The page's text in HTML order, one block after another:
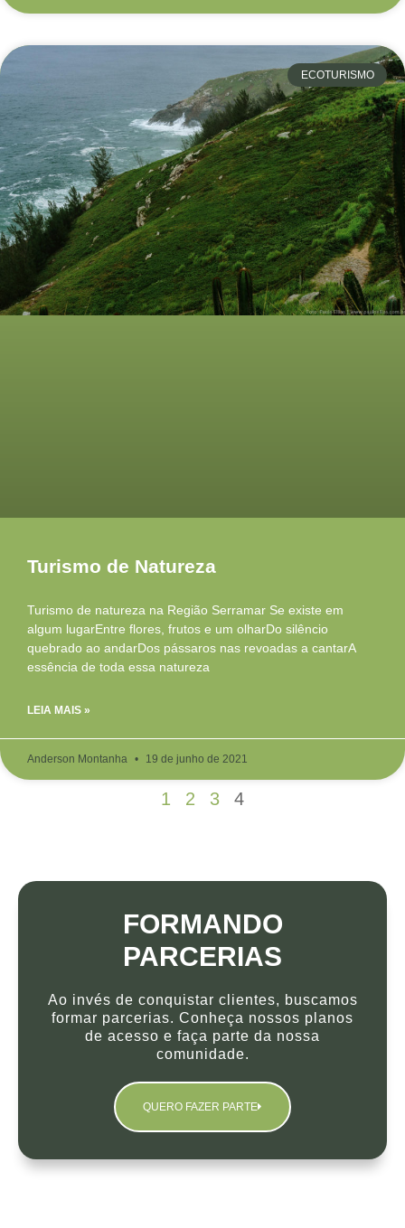
ECOTURISMO
Turismo de Natureza
Turismo de natureza na Região Serramar Se existe em
algum lugarEntre flores, frutos e um olharDo silêncio
quebrado ao andarDos pássaros nas revoadas a cantarA
essência de toda essa natureza
LEIA MAIS »
Anderson Montanha 19 de junho de 2021
1 2 3 4
FORMANDO
PARCERIAS​
Ao invés de conquistar clientes, buscamos
formar parcerias. Conheça nossos planos
de acesso e faça parte da nossa
comunidade.
QUERO FAZER PARTE